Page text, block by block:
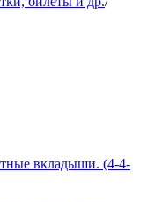
вкладыши. (4-4-